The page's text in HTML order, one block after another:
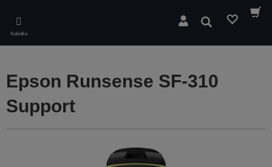
main
content
Nabídka
Hledat
Epson Runsense SF-310
Support